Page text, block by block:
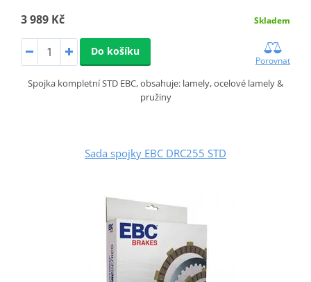
3 989 Kč Skladem
Do košíku
Porovnat
Spojka kompletní STD EBC, obsahuje: lamely, ocelové lamely &
pružiny
Sada spojky EBC DRC255 STD